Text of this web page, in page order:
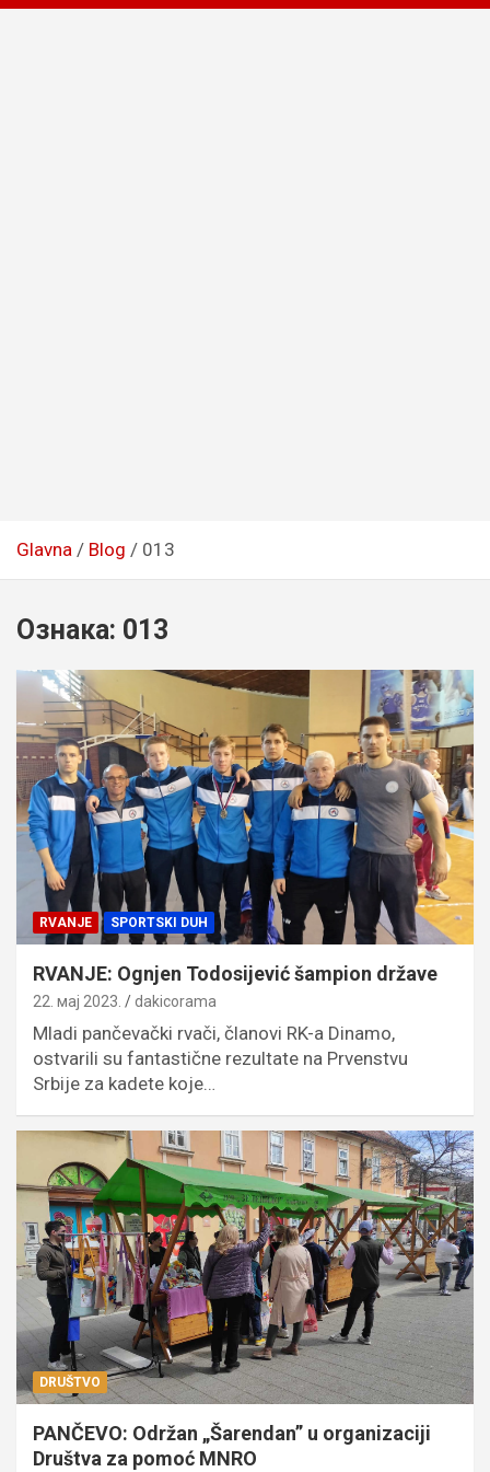
Glavna Blog 013
Ознака: 013
RVANJE SPORTSKI DUH
RVANJE: Ognjen Todosijević šampion države
22. мај 2023. dakicorama
Mladi pančevački rvači, članovi RK-a Dinamo,
ostvarili su fantastične rezultate na Prvenstvu
Srbije za kadete koje…
DRUŠTVO
PANČEVO: Održan „Šarendan” u organizaciji
Društva za pomoć MNRO